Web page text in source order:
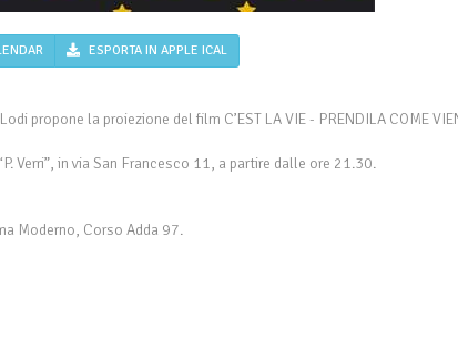
ESPORTA IN APPLE ICAL
propone la proiezione del film C’EST LA VIE - PRENDILA COME
Verri”, in via San Francesco 11, a partire dalle ore 21.30.
Moderno, Corso Adda 97.